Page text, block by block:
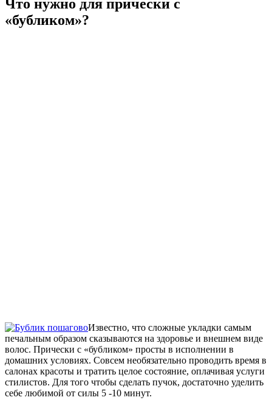
Что нужно для прически с
«бубликом»?
Известно, что сложные укладки самым
печальным образом сказываются на здоровье и внешнем виде
волос. Прически с «бубликом» просты в исполнении в
домашних условиях. Совсем необязательно проводить время в
салонах красоты и тратить целое состояние, оплачивая услуги
стилистов. Для того чтобы сделать пучок, достаточно уделить
себе любимой от силы 5 -10 минут.